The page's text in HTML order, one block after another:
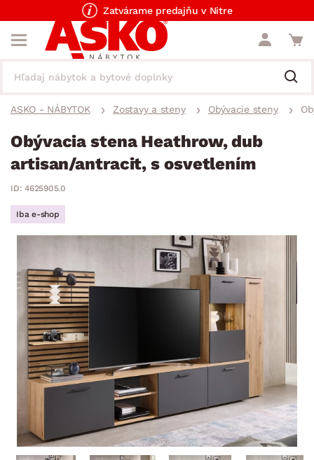
Zatvárame predajňu v Nitre
ASKO - NÁBYTOK Zostavy a steny Obývacie steny
Obývacia stena Heathrow, dub
artisan/antracit, s osvetlením
ID: 4625905.0
Iba e-shop